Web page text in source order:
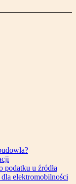
podatku u źródła
elektromobilności